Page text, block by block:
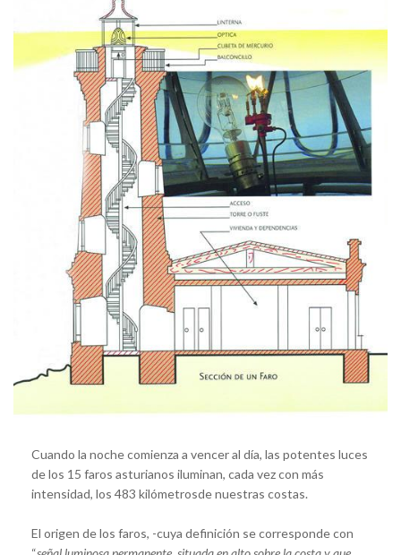
Cuando la noche comienza a vencer al día, las potentes luces
de los 15 faros asturianos iluminan, cada vez con más
intensidad, los 483 kilómetrosde nuestras costas.
El origen de los faros, -cuya definición se corresponde con